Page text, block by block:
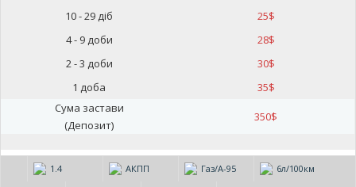
10 - 29 діб
25$
4 - 9 доби
28$
2 - 3 доби
30$
1 доба
35$
Сума застави
(Депозит)
350$
1.4 АКПП Газ/А-95 6л/100км